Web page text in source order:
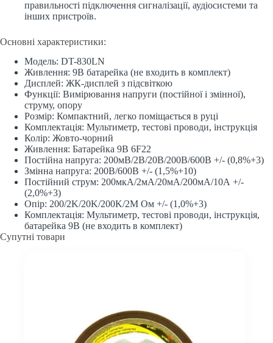
правильності підключення сигналізації, аудіосистеми та
інших пристроїв.
Основні характеристики:
Модель: DT-830LN
Живлення: 9В батарейка (не входить в комплект)
Дисплей: ЖК-дисплей з підсвіткою
Функції: Вимірювання напруги (постійної і змінної),
струму, опору
Розмір: Компактний, легко поміщається в руці
Комплектація: Мультиметр, тестові проводи, інструкція
Колір: Жовто-чорний
Живлення: Батарейка 9В 6F22
Постійна напруга: 200мВ/2В/20В/200В/600В +/- (0,8%+3)
Змінна напруга: 200В/600В +/- (1,5%+10)
Постійний струм: 200мкА/2мА/20мА/200мА/10А +/-
(2,0%+3)
Опір: 200/2K/20K/200K/2M Ом +/- (1,0%+3)
Комплектація: Мультиметр, тестові проводи, інструкція,
батарейка 9В (не входить в комплект)
Супутні товари